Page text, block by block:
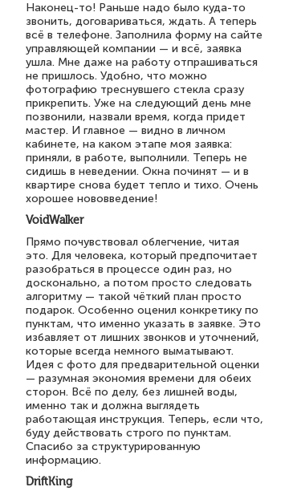
Наконец-то! Раньше надо было куда-то
звонить, договариваться, ждать. А теперь
всё в телефоне. Заполнила форму на сайте
управляющей компании — и всё, заявка
ушла. Мне даже на работу отпрашиваться
не пришлось. Удобно, что можно
фотографию треснувшего стекла сразу
прикрепить. Уже на следующий день мне
позвонили, назвали время, когда придет
мастер. И главное — видно в личном
кабинете, на каком этапе моя заявка:
приняли, в работе, выполнили. Теперь не
сидишь в неведении. Окна починят — и в
квартире снова будет тепло и тихо. Очень
хорошее нововведение!
VoidWalker
Прямо почувствовал облегчение, читая
это. Для человека, который предпочитает
разобраться в процессе один раз, но
досконально, а потом просто следовать
алгоритму — такой чёткий план просто
подарок. Особенно оценил конкретику по
пунктам, что именно указать в заявке. Это
избавляет от лишних звонков и уточнений,
которые всегда немного выматывают.
Идея с фото для предварительной оценки
— разумная экономия времени для обеих
сторон. Всё по делу, без лишней воды,
именно так и должна выглядеть
работающая инструкция. Теперь, если что,
буду действовать строго по пунктам.
Спасибо за структурированную
информацию.
DriftKing